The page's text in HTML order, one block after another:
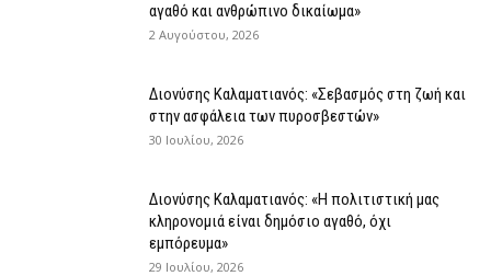
αγαθό και ανθρώπινο δικαίωμα»
2 Αυγούστου, 2026
Διονύσης Καλαματιανός: «Σεβασμός στη ζωή και
στην ασφάλεια των πυροσβεστών»
30 Ιουλίου, 2026
Διονύσης Καλαματιανός: «Η πολιτιστική μας
κληρονομιά είναι δημόσιο αγαθό, όχι
εμπόρευμα»
29 Ιουλίου, 2026